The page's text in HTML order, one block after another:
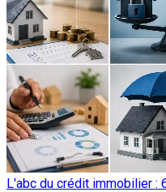
L'abc du crédit immobilier :